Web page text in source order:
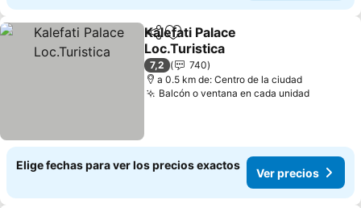
CompartirAgregar a favoritos
Kalefati Palace
Loc.Turistica
Ver precios
7,2
740
a 0.5 km de: Centro de la ciudad
Balcón o ventana en cada unidadVer
Elige fechas para ver los precios exactos
Ver precios